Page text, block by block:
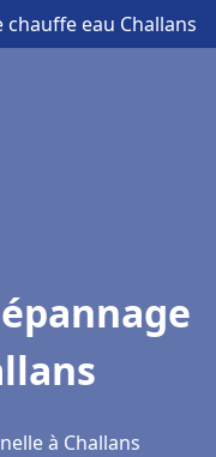
eau Challans
à Challans